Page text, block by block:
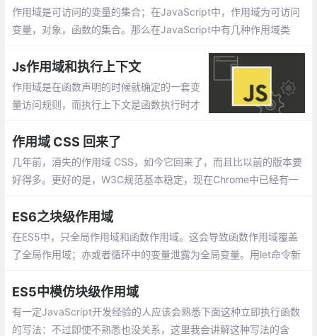
作用域是可访问的变量的集合；在JavaScript中，作用域为可访问
变量，对象，函数的集合。那么在JavaScript中有几种作用域类
Js作用域和执行上下文
作用域是在函数声明的时候就确定的一套变
量访问规则，而执行上下文是函数执行时才
域定义了执行上下文中的变量的访问规则，
执行上下文是在这个作用域规则的前提下执
行代码的。
作用域 CSS 回来了
几年前，消失的作用域 CSS，如今它回来了，而且比以前的版本要
好得多。更好的是，W3C规范基本稳定，现在Chrome中已经有一
它们的实现
ES6之块级作用域
在ES5中，只全局作用域和函数作用域。这会导致函数作用域覆盖
了全局作用域；亦或者循环中的变量泄露为全局变量。用let命令新
了。
ES5中模仿块级作用域
有一定JavaScript开发经验的人应该会熟悉下面这种立即执行函数
的写法：不过即使不熟悉也没关系，这里我会讲解这种写法的含